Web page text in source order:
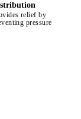
relief by
pressure